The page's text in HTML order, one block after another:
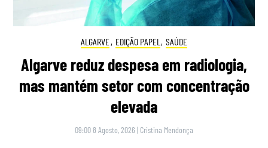
ALGARVE, EDIÇÃO PAPEL , SAÚDE
Algarve reduz despesa em radiologia,
mas mantém setor com concentração
elevada
09:00 8 Agosto, 2026 | Cristina Mendonça